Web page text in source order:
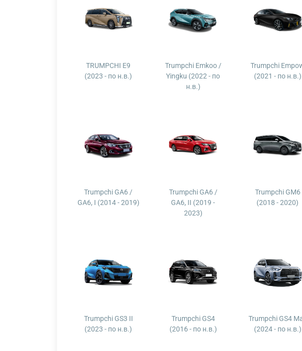
TRUMPCHI E9
(2023 - по н.в.)
Trumpchi Emkoo /
Yingku (2022 - по
н.в.)
Trumpchi
(2021 - по н.в.)
Trumpchi GA6 /
GA6, I (2014 - 2019)
Trumpchi GA6 /
GA6, II (2019 -
2023)
Trumpchi GM6
(2018 - 2020)
Trumpchi GS3 II
(2023 - по н.в.)
Trumpchi GS4
(2016 - по н.в.)
Trumpchi GS4
(2024 - по н.в.)